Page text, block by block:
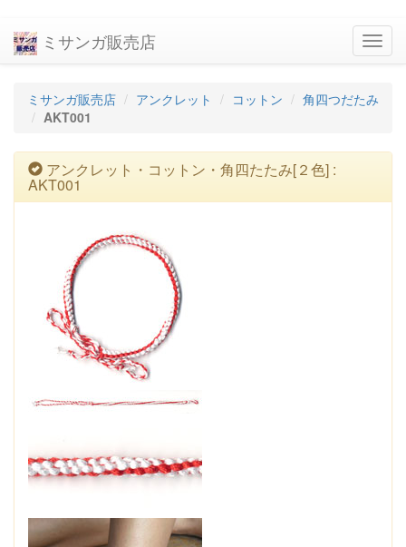
ミサンガ販売店
ミサンガ販売店 アンクレット コットン
角四つだたみ
AKT001
アンクレット・コットン・角四たたみ[２色] :
AKT001